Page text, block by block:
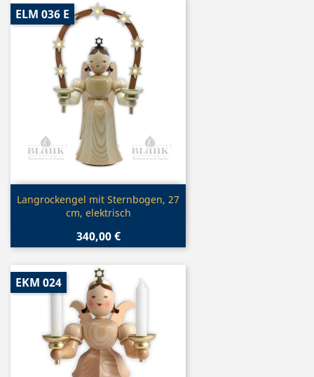
Vorschau
Langrockengel mit Sternbogen, 27
cm, elektrisch
340,00 €
ELM 036 E
EKM 024